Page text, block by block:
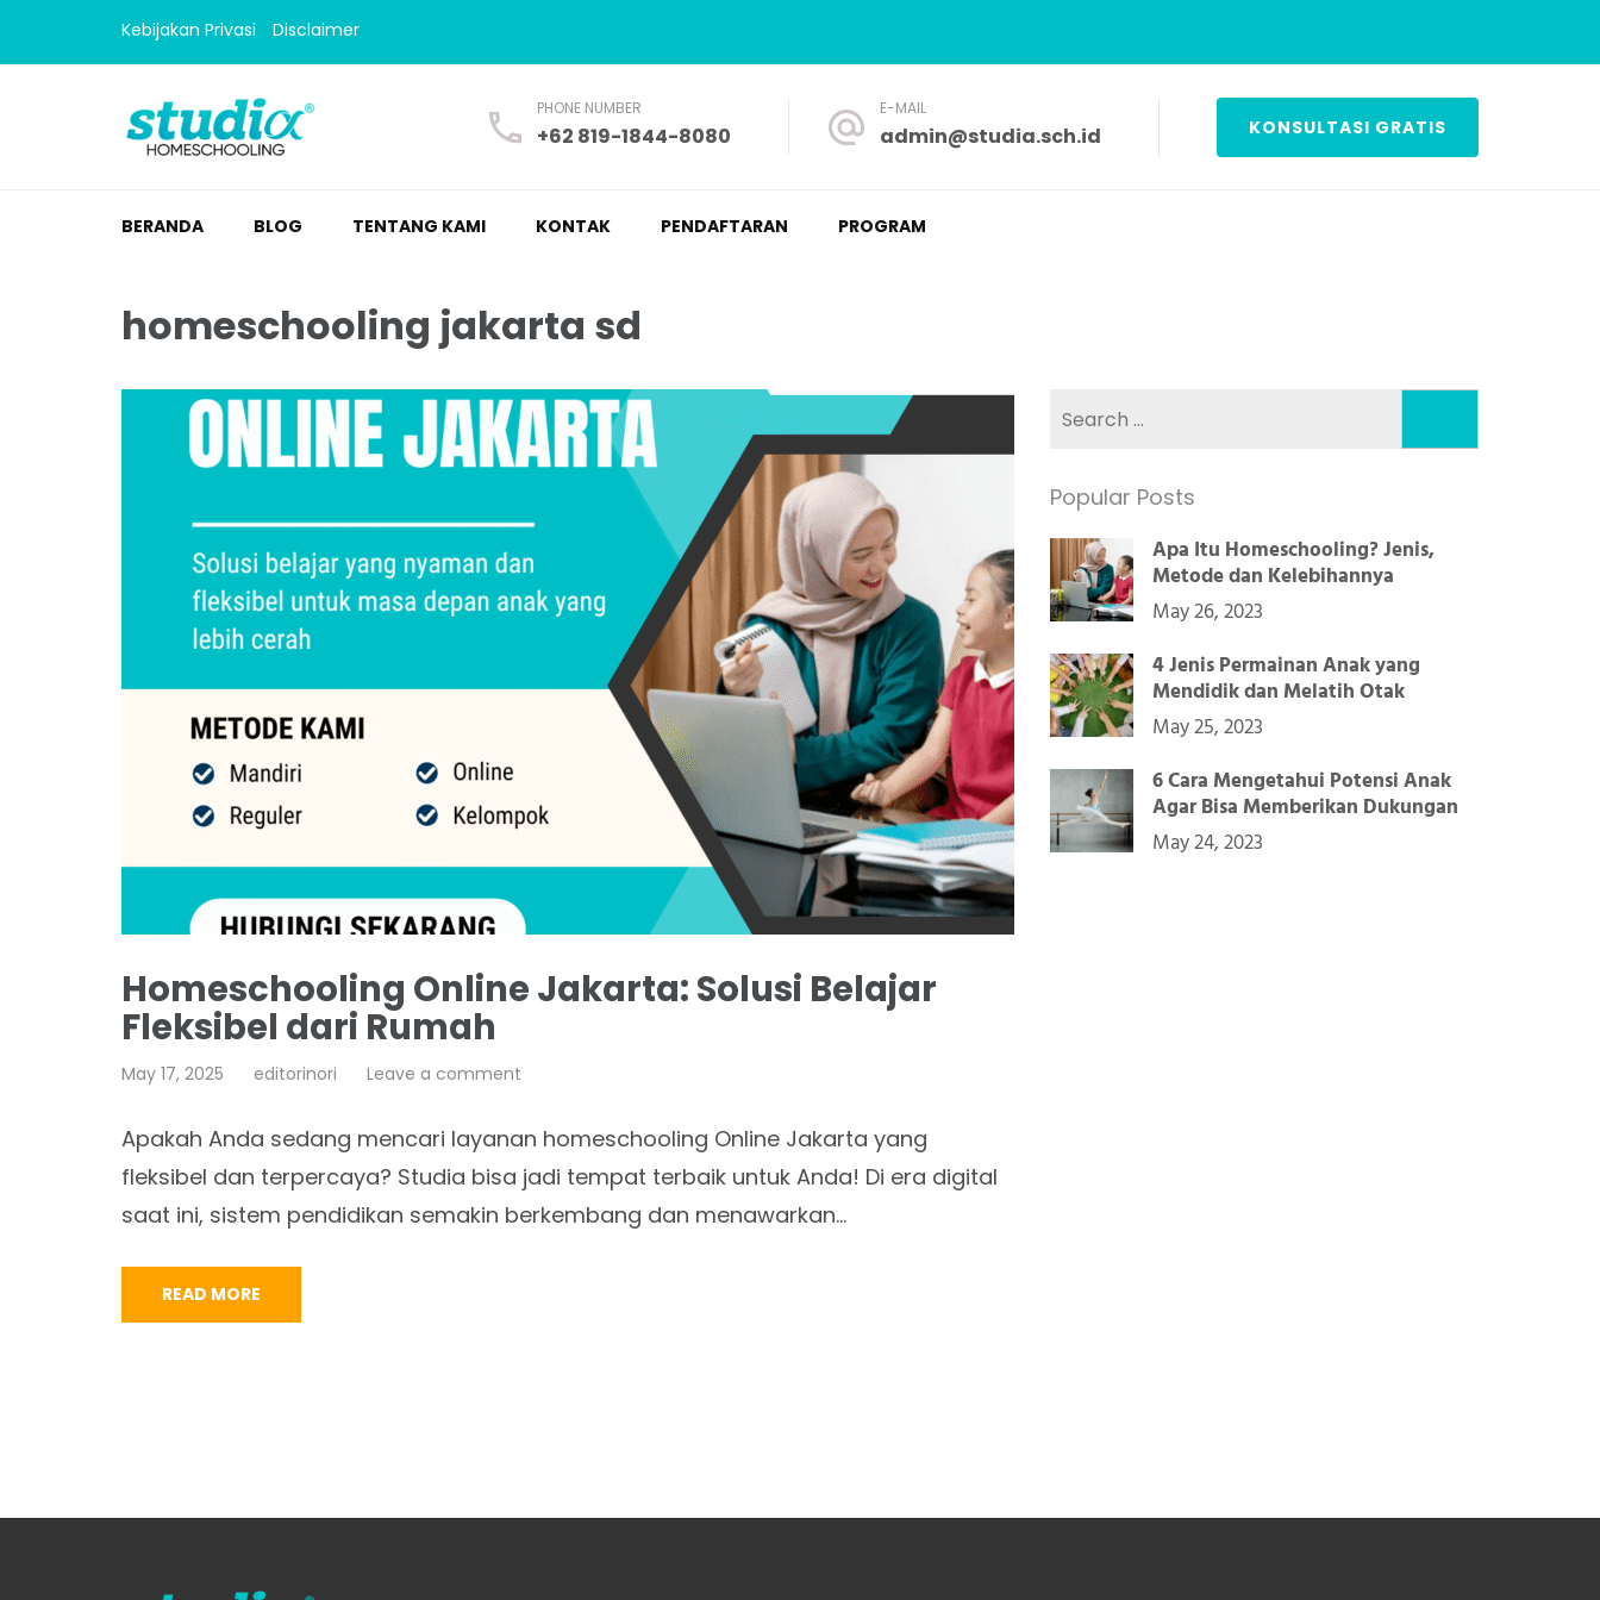
Kebijakan Privasi Disclaimer
PHONE NUMBER
+62 819-1844-8080
E-MAIL
admin@studia.sch.id KONSULTASI GRATIS
BERANDA BLOG TENTANG KAMI KONTAK PENDAFTARAN PROGRAM
homeschooling jakarta sd
Homeschooling Online Jakarta: Solusi Belajar
Fleksibel dari Rumah
May 17, 2025 editorinori Leave a comment
Apakah Anda sedang mencari layanan homeschooling Online Jakarta yang
fleksibel dan terpercaya? Studia bisa jadi tempat terbaik untuk Anda! Di era digital
saat ini, sistem pendidikan semakin berkembang dan menawarkan…
READ MORE
for:
Popular Posts
Apa Itu Homeschooling? Jenis,
Metode dan Kelebihannya
May 26, 2023
4 Jenis Permainan Anak yang
Mendidik dan Melatih Otak
May 25, 2023
6 Cara Mengetahui Potensi Anak
Agar Bisa Memberikan Dukungan
May 24, 2023